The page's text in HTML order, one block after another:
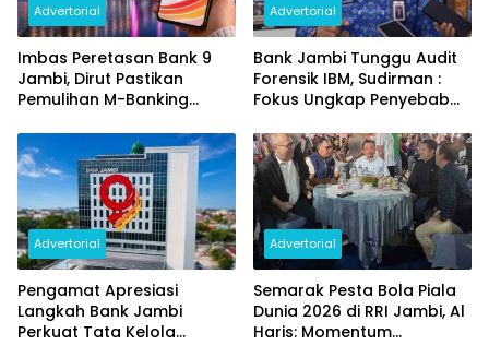
Advertorial
Imbas Peretasan Bank 9
Jambi, Dirut Pastikan
Pemulihan M-Banking
Advertorial
Bank Jambi Tunggu Audit
Forensik IBM, Sudirman :
Fokus Ungkap Penyebab
Rp144 Miliar
Advertorial
Pengamat Apresiasi
Langkah Bank Jambi
Perkuat Tata Kelola
Advertorial
Semarak Pesta Bola Piala
Dunia 2026 di RRI Jambi, Al
Haris: Momentum